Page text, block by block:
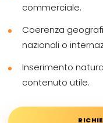
commerciale.
Coerenza
nazionali o
Inserimento
contenuto utile.